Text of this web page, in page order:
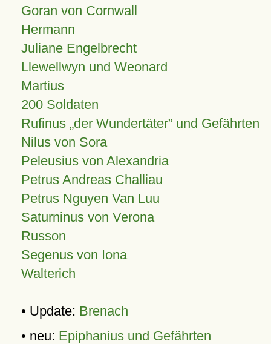
Goran von Cornwall
Hermann
Juliane Engelbrecht
Llewellwyn und Weonard
Martius
200 Soldaten
Rufinus „der Wundertäter” und Gefährten
Nilus von Sora
Peleusius von Alexandria
Petrus Andreas Challiau
Petrus Nguyen Van Luu
Saturninus von Verona
Russon
Segenus von Iona
Walterich
• Update: Brenach
• neu: Epiphanius und Gefährten